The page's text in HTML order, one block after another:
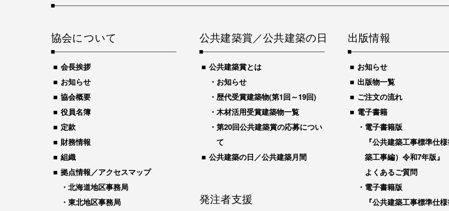
協会について
会長挨拶
お知らせ
協会概要
役員名簿
定款
財務情報
組織
拠点情報／アクセスマップ
北海道地区事務局
東北地区事務局
公共建築賞／公共建築の日
公共建築賞とは
お知らせ
歴代受賞建築物(第1回～19回)
木材活用受賞建築物一覧
第20回公共建築賞の応募につい
て
公共建築の日／公共建築月間
発注者支援
出版情報
お知らせ
出版物一覧
ご注文の流れ
電子書籍
電子書籍版
『公共建築工事標準仕
築工事編）令和7年版』
よくあるご質問
電子書籍版
『公共建築工事標準仕